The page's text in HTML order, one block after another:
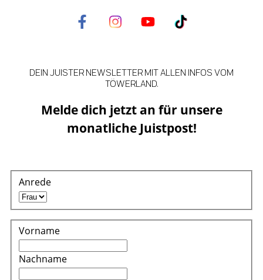
Melde dich jetzt an für unsere
monatliche Juistpost!
DEIN JUISTER NEWSLETTER MIT ALLEN INFOS VOM
TÖWERLAND.
Anrede
Vorname
Nachname